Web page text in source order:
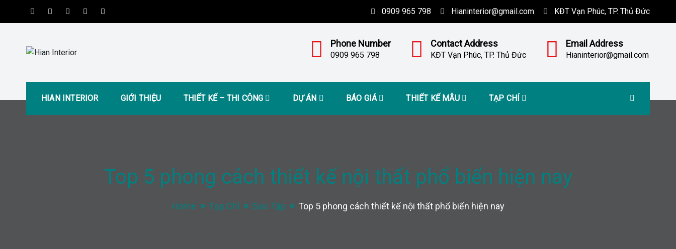
0909 965 798 Hianinterior@gmail.com KĐT Vạn Phúc, TP. Thủ Đức
Phone Number
0909 965 798
Contact Address
KĐT Vạn Phúc, TP. Thủ Đức
Email Address
Hianinterior@gmail.com
HIAN INTERIOR GIỚI THIỆU THIẾT KẾ – THI CÔNG DỰ ÁN BÁO GIÁ THIẾT KẾ MẪU TẠP CHÍ
Top 5 phong cách thiết kế nội thất phổ biến hiện nay
Home Tạp Chí Sưu Tập Top 5 phong cách thiết kế nội thất phổ biến hiện nay